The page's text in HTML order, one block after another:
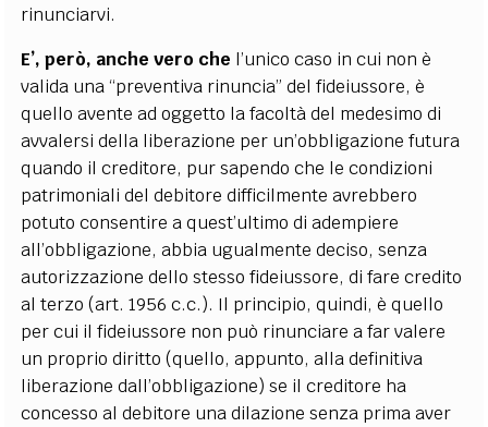
rinunciarvi.
E’, però, anche vero che l’unico caso in cui non è
valida una “preventiva rinuncia” del fideiussore, è
quello avente ad oggetto la facoltà del medesimo di
avvalersi della liberazione per un’obbligazione futura
quando il creditore, pur sapendo che le condizioni
patrimoniali del debitore difficilmente avrebbero
potuto consentire a quest’ultimo di adempiere
all’obbligazione, abbia ugualmente deciso, senza
autorizzazione dello stesso fideiussore, di fare credito
al terzo (art. 1956 c.c.). Il principio, quindi, è quello
per cui il fideiussore non può rinunciare a far valere
un proprio diritto (quello, appunto, alla definitiva
liberazione dall’obbligazione) se il creditore ha
concesso al debitore una dilazione senza prima aver